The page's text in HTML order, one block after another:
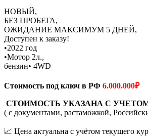
НОВЫЙ,
БЕЗ ПРОБЕГА,
ОЖИДАНИЕ МАКСИМУМ 5 ДНЕЙ,
Доступен к заказу!
•2022 год
•Мотор 2л.,
бензин• 4WD
Стоимость под ключ в РФ 6.000.000₽
СТОИМОСТЬ УКАЗАНА С
( с документами, растаможкой,
📈 Цена актуальна с учётом текущего